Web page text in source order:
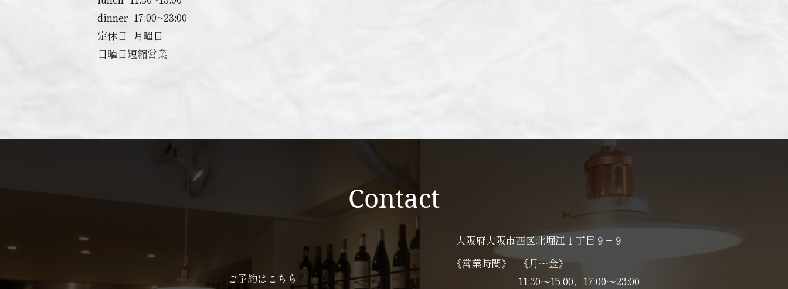
dinner ︎ 17:00~23:00
定休日 ︎ 月曜日
日曜日短縮営業
Contact
ご予約はこちら
大阪府大阪市西区北堀江１丁目９−９
《営業時間》
《月～金》
11:30～15:00、17:00～23:00